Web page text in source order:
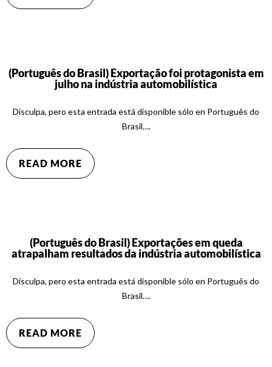
(Português do Brasil) Exportação foi protagonista em
julho na indústria automobilística
Disculpa, pero esta entrada está disponible sólo en Português do
Brasil….
READ MORE
(Português do Brasil) Exportações em queda
atrapalham resultados da indústria automobilística
Disculpa, pero esta entrada está disponible sólo en Português do
Brasil….
READ MORE